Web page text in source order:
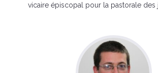
vicaire épiscopal pour la pastorale des